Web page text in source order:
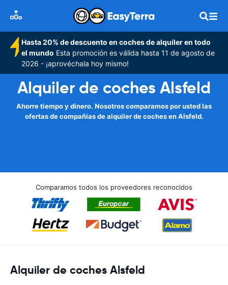
Hasta 20% de descuento en coches de alquiler en todo
el mundo Esta promoción es válida hasta 11 de agosto de
2026 - ¡aprovéchala hoy mismo!
Alquiler de coches Alsfeld
Ahorre tiempo y dinero. Nosotros comparamos por usted las
ofertas de compañías de alquiler de coches en Alsfeld.
Comparamos todos los proveedores reconocidos
Alquiler de coches Alsfeld